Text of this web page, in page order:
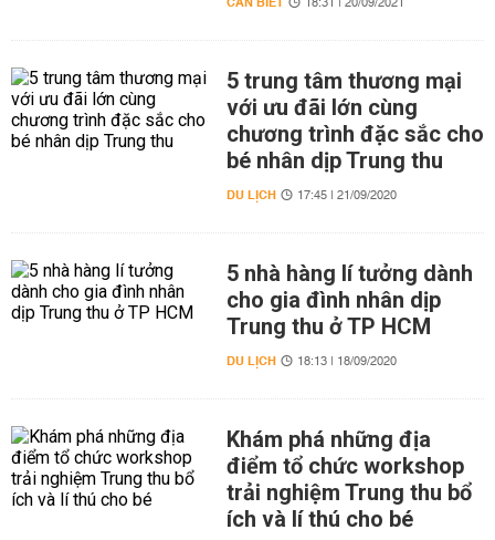
5 trung tâm thương mại
với ưu đãi lớn cùng
chương trình đặc sắc cho
bé nhân dịp Trung thu
DU LỊCH 17:45 | 21/09/2020
5 nhà hàng lí tưởng dành
cho gia đình nhân dịp
Trung thu ở TP HCM
DU LỊCH 18:13 | 18/09/2020
Khám phá những địa
điểm tổ chức workshop
trải nghiệm Trung thu bổ
ích và lí thú cho bé